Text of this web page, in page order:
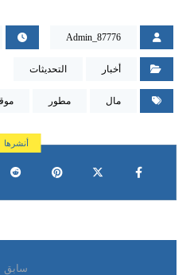
Admin_87776
أخبار التحديثات
مال مطور
سابق